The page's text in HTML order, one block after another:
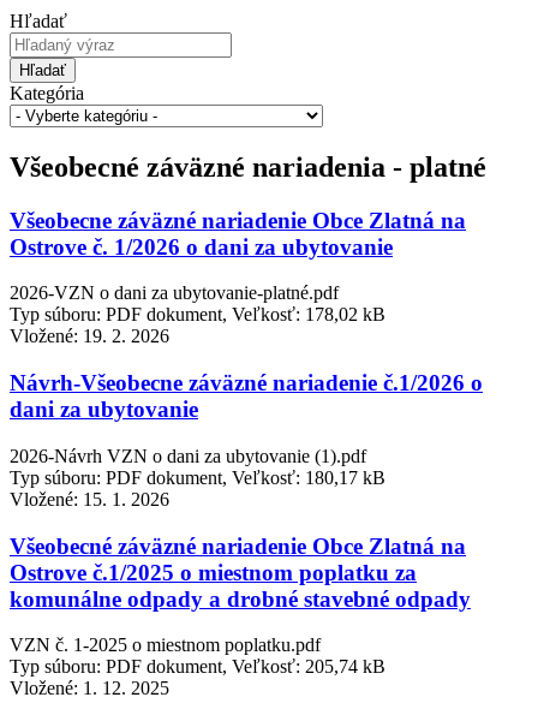
Hľadať
Hľadať
Kategória
Všeobecné záväzné nariadenia - platné
Všeobecne záväzné nariadenie Obce Zlatná na
Ostrove č. 1/2026 o dani za ubytovanie
2026-VZN o dani za ubytovanie-platné.pdf
Typ súboru: PDF dokument, Veľkosť: 178,02 kB
Vložené: 19. 2. 2026
Návrh-Všeobecne záväzné nariadenie č.1/2026 o
dani za ubytovanie
2026-Návrh VZN o dani za ubytovanie (1).pdf
Typ súboru: PDF dokument, Veľkosť: 180,17 kB
Vložené: 15. 1. 2026
Všeobecné záväzné nariadenie Obce Zlatná na
Ostrove č.1/2025 o miestnom poplatku za
komunálne odpady a drobné stavebné odpady
VZN č. 1-2025 o miestnom poplatku.pdf
Typ súboru: PDF dokument, Veľkosť: 205,74 kB
Vložené: 1. 12. 2025